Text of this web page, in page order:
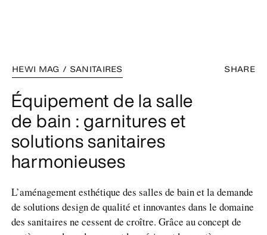
SHARE
HEWI MAG / SANITAIRES
Équipement de la salle
de bain : garnitures et
solutions sanitaires
harmonieuses
L’aménagement esthétique des salles de bain et la demande
de solutions design de qualité et innovantes dans le domaine
des sanitaires ne cessent de croître. Grâce au concept de